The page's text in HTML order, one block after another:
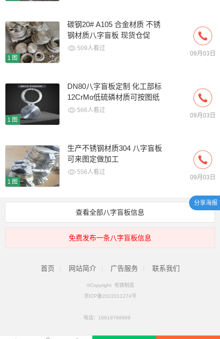
1图
碳钢20# A105 合金材质 不锈
钢材质八字盲板 现货仓促
509人看过
09月03日
1图
DN80八字盲板定制 化工部标
12CrMo低硫磷材质可按图纸
566人看过
09月03日
1图
生产不锈钢材质304 八字盲板
可来图定做加工
556人看过
09月03日
查看全部八字盲板信息
免费发布一条八字盲板信息
首页 网站简介 广告服务 联系我们
©Copyright 有铸制造
京ICP备2022011274号
电话： 16619768989
分享海报